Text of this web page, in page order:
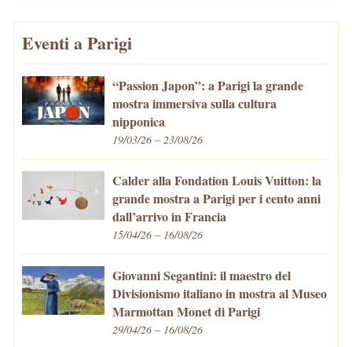
Eventi a Parigi
“Passion Japon”: a Parigi la grande
mostra immersiva sulla cultura
nipponica
19/03/26 – 23/08/26
Calder alla Fondation Louis Vuitton: la
grande mostra a Parigi per i cento anni
dall’arrivo in Francia
15/04/26 – 16/08/26
Giovanni Segantini: il maestro del
Divisionismo italiano in mostra al Museo
Marmottan Monet di Parigi
29/04/26 – 16/08/26